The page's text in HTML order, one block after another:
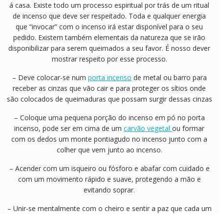
á casa. Existe todo um processo espiritual por trás de um ritual
de incenso que deve ser respeitado. Toda e qualquer energia
que “invocar” com o incenso irá estar disponível para o seu
pedido. Existem também elementais da natureza que se irão
disponibilizar para serem queimados a seu favor. É nosso dever
mostrar respeito por esse processo.
– Deve colocar-se num porta incenso de metal ou barro para
receber as cinzas que vão cair e para proteger os sítios onde
são colocados de queimaduras que possam surgir dessas cinzas
– Coloque uma pequena porção do incenso em pó no porta
incenso, pode ser em cima de umcarvão vegetalou formar
com os dedos um monte pontiagudo no incenso junto com a
colher que vem junto ao incenso.
– Acender com um isqueiro ou fósforo e abafar com cuidado e
com um movimento rápido e suave, protegendo a mão e
evitando soprar.
– Unir-se mentalmente com o cheiro e sentir a paz que cada um